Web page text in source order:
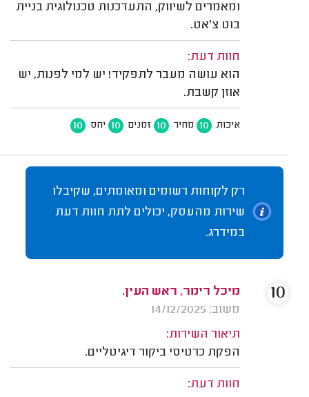
ומאמרים לשיווק, התעדכנות טכנולוגית בניית
בוט צ'אט.
חוות דעת:
הוא עושה מעבר לתפקיד! יש למי לפנות, יש
אוזן קשבת.
איכות 10 מחיר 10 זמנים 10 יחס 10
רק לקוחות רשומים ומאומתים, שקיבלו
שירות מהעסק, יכולים לתת חוות דעת
במידרג.
מיכל רימר, ראש העין.
משוב: 14/12/2025
תיאור השירות:
הפקת כרטיסי ביקור דיגיטליים.
חוות דעת:
10